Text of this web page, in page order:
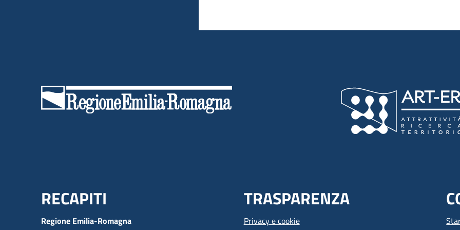
Menu Footer
RECAPITI
Regione Emilia-Romagna
TRASPARENZA
Privacy e cookie